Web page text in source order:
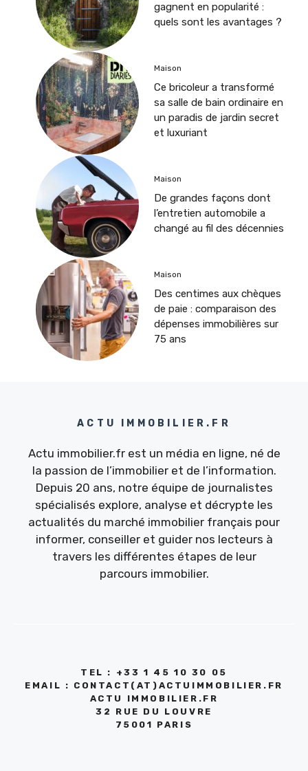
gagnent en popularité :
quels sont les avantages ?
Maison
Ce bricoleur a transformé
sa salle de bain ordinaire en
un paradis de jardin secret
et luxuriant
Maison
De grandes façons dont
l’entretien automobile a
changé au fil des décennies
Maison
Des centimes aux chèques
de paie : comparaison des
dépenses immobilières sur
75 ans
ACTU IMMOBILIER.FR
Actu immobilier.fr est un média en ligne, né de
la passion de l’immobilier et de l’information.
Depuis 20 ans, notre équipe de journalistes
spécialisés explore, analyse et décrypte les
actualités du marché immobilier français pour
informer, conseiller et guider nos lecteurs à
travers les différentes étapes de leur
parcours immobilier.
TEL : +33 1 45 10 30 05
EMAIL : CONTACT(AT)ACTUIMMOBILIER.FR
ACTU IMMOBILIER.FR
32 RUE DU LOUVRE
75001 PARIS